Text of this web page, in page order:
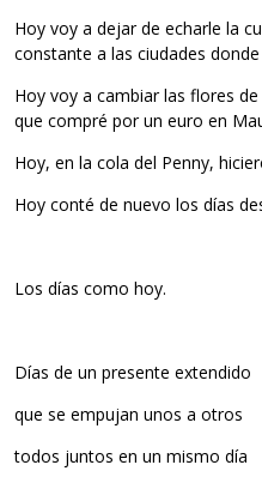
Hoy voy a dejar de echarle la
constante a las ciudades donde
Hoy voy a cambiar las flores
que compré por un euro en
Hoy, en la cola del Penny,
Hoy conté de nuevo los días
Los días como hoy.
Días de un presente extendido
que se empujan unos a otros
todos juntos en un mismo día